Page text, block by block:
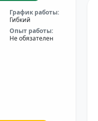
График работы:
Гибкий
Опыт работы:
Не обязателен